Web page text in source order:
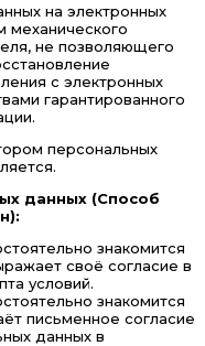
на электронных
механического
не позволяющего
с электронных
гарантированного
персональных
данных (Способ
знакомится
своё согласие в
условий.
знакомится
письменное согласие
данных в